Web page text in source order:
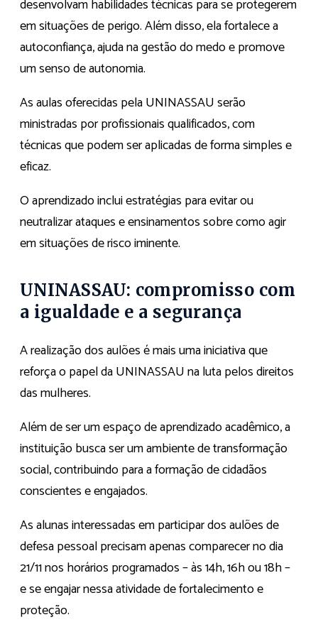
desenvolvam habilidades técnicas para se protegerem
em situações de perigo. Além disso, ela fortalece a
autoconfiança, ajuda na gestão do medo e promove
um senso de autonomia.
As aulas oferecidas pela UNINASSAU serão
ministradas por profissionais qualificados, com
técnicas que podem ser aplicadas de forma simples e
eficaz.
O aprendizado inclui estratégias para evitar ou
neutralizar ataques e ensinamentos sobre como agir
em situações de risco iminente.
UNINASSAU: compromisso com
a igualdade e a segurança
A realização dos aulões é mais uma iniciativa que
reforça o papel da UNINASSAU na luta pelos direitos
das mulheres.
Além de ser um espaço de aprendizado acadêmico, a
instituição busca ser um ambiente de transformação
social, contribuindo para a formação de cidadãos
conscientes e engajados.
As alunas interessadas em participar dos aulões de
defesa pessoal precisam apenas comparecer no dia
21/11 nos horários programados – às 14h, 16h ou 18h –
e se engajar nessa atividade de fortalecimento e
proteção.